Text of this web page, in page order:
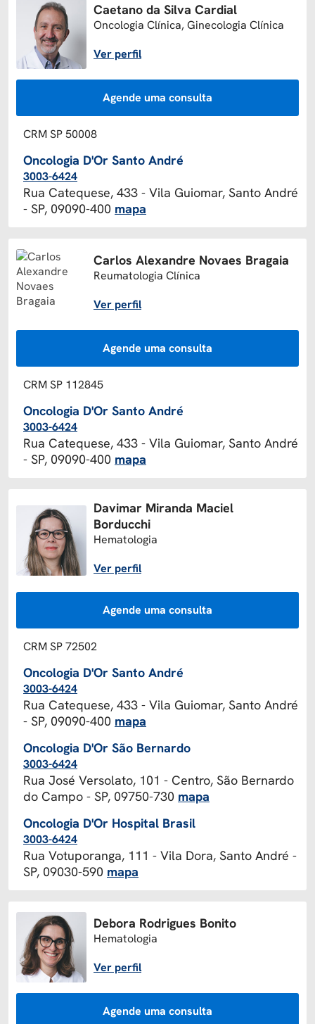
Caetano da Silva Cardial
Oncologia Clínica, Ginecologia Clínica
Ver perfil
Agende uma consulta
CRM SP 50008
Oncologia D'Or Santo André
3003-6424
Rua Catequese, 433 - Vila Guiomar, Santo André
- SP, 09090-400 mapa
Carlos Alexandre Novaes Bragaia
Reumatologia Clínica
Ver perfil
Agende uma consulta
CRM SP 112845
Oncologia D'Or Santo André
3003-6424
Rua Catequese, 433 - Vila Guiomar, Santo André
- SP, 09090-400 mapa
Davimar Miranda Maciel
Borducchi
Hematologia
Ver perfil
Agende uma consulta
CRM SP 72502
Oncologia D'Or Santo André
3003-6424
Rua Catequese, 433 - Vila Guiomar, Santo André
- SP, 09090-400 mapa
Oncologia D'Or São Bernardo
3003-6424
Rua José Versolato, 101 - Centro, São Bernardo
do Campo - SP, 09750-730 mapa
Oncologia D'Or Hospital Brasil
3003-6424
Rua Votuporanga, 111 - Vila Dora, Santo André -
SP, 09030-590 mapa
Debora Rodrigues Bonito
Hematologia
Ver perfil
Agende uma consulta